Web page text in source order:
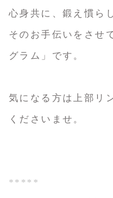
心身共に、鍛え慣ら
そのお手伝いをさせ
グラム」です。
気になる方は上部リ
くださいませ。
*****